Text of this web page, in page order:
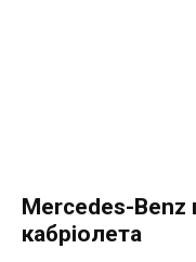
Mercedes-Benz
кабріолета